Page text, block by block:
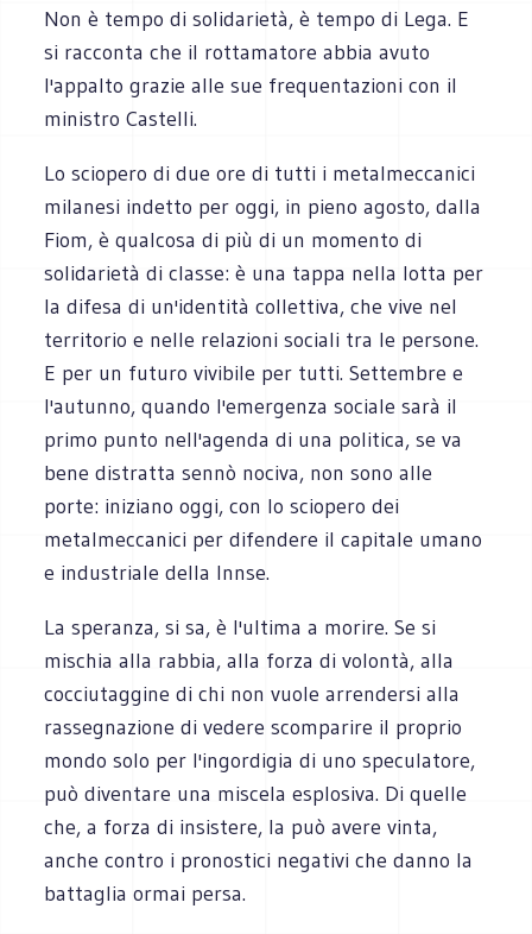
Non è tempo di solidarietà, è tempo di Lega. E
si racconta che il rottamatore abbia avuto
l'appalto grazie alle sue frequentazioni con il
ministro Castelli.
Lo sciopero di due ore di tutti i metalmeccanici
milanesi indetto per oggi, in pieno agosto, dalla
Fiom, è qualcosa di più di un momento di
solidarietà di classe: è una tappa nella lotta per
la difesa di un'identità collettiva, che vive nel
territorio e nelle relazioni sociali tra le persone.
E per un futuro vivibile per tutti. Settembre e
l'autunno, quando l'emergenza sociale sarà il
primo punto nell'agenda di una politica, se va
bene distratta sennò nociva, non sono alle
porte: iniziano oggi, con lo sciopero dei
metalmeccanici per difendere il capitale umano
e industriale della Innse.
La speranza, si sa, è l'ultima a morire. Se si
mischia alla rabbia, alla forza di volontà, alla
cocciutaggine di chi non vuole arrendersi alla
rassegnazione di vedere scomparire il proprio
mondo solo per l'ingordigia di uno speculatore,
può diventare una miscela esplosiva. Di quelle
che, a forza di insistere, la può avere vinta,
anche contro i pronostici negativi che danno la
battaglia ormai persa.